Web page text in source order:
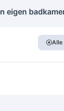
eigen
Alle